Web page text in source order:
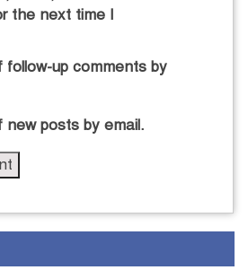
the next time I
follow-up comments by
new posts by email.